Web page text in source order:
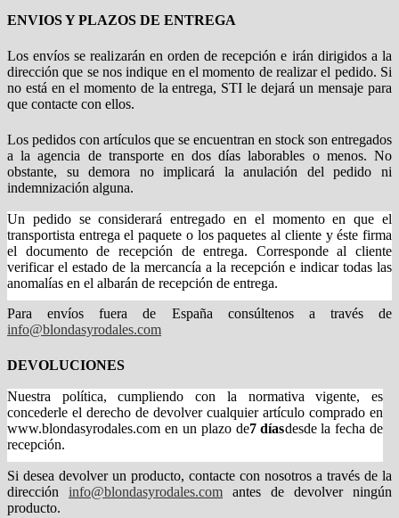
ENVIOS Y PLAZOS DE ENTREGA
Los envíos se realizarán en orden de recepción e irán dirigidos a la
dirección que se nos indique en el momento de realizar el pedido. Si
no está en el momento de la entrega, STI le dejará un mensaje para
que contacte con ellos.
Los pedidos con artículos que se encuentran en stock son entregados
a la agencia de transporte en dos días laborables o menos. No
obstante, su demora no implicará la anulación del pedido ni
indemnización alguna.
Un pedido se considerará entregado en el momento en que el
transportista entrega el paquete o los paquetes al cliente y éste firma
el documento de recepción de entrega. Corresponde al cliente
verificar el estado de la mercancía a la recepción e indicar todas las
anomalías en el albarán de recepción de entrega.
Para envíos fuera de España consúltenos a través de
info@blondasyrodales.com
DEVOLUCIONES
Nuestra política, cumpliendo con la normativa vigente, es
concederle el derecho de devolver cualquier artículo comprado en
www.blondasyrodales.com en un plazo de7 díasdesde la fecha de
recepción.
Si desea devolver un producto, contacte con nosotros a través de la
dirección info@blondasyrodales.com antes de devolver ningún
producto.